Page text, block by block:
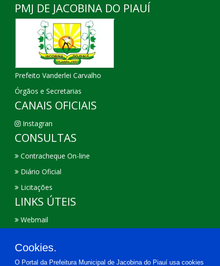
PMJ DE JACOBINA DO PIAUÍ
Prefeito Vanderlei Carvalho
Órgãos e Secretarias
CANAIS OFICIAIS
Instagran
CONSULTAS
Contracheque On-line
Diário Oficial
Licitações
LINKS ÚTEIS
Webmail
E-Sic
Cookies.
O Portal da Prefeitura Municipal de Jacobina do Piauí usa cookies